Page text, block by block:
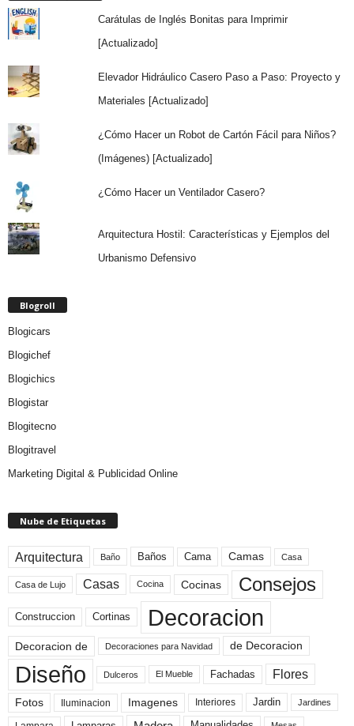
Carátulas de Inglés Bonitas para Imprimir
[Actualizado]
Elevador Hidráulico Casero Paso a Paso: Proyecto y
Materiales [Actualizado]
¿Cómo Hacer un Robot de Cartón Fácil para Niños?
(Imágenes) [Actualizado]
¿Cómo Hacer un Ventilador Casero?
Arquitectura Hostil: Características y Ejemplos del
Urbanismo Defensivo
Blogroll
Blogicars
Blogichef
Blogichics
Blogistar
Blogitecno
Blogitravel
Marketing Digital & Publicidad Online
Nube de Etiquetas
Arquitectura Baño Baños Cama Camas Casa
Casa de Lujo Casas Cocina Cocinas Consejos
Construccion Cortinas Decoracion
Decoracion de Decoraciones para Navidad de Decoracion
Diseño Dulceros El Mueble Fachadas Flores
Fotos Iluminacion Imagenes Interiores Jardin Jardines